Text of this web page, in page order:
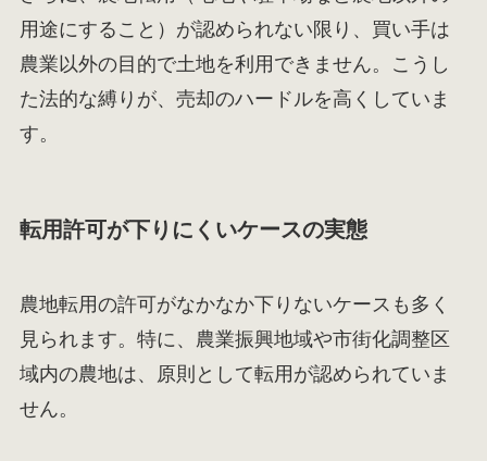
用途にすること）が認められない限り、買い手は
農業以外の目的で土地を利用できません。こうし
た法的な縛りが、売却のハードルを高くしていま
す。
転用許可が下りにくいケースの実態
農地転用の許可がなかなか下りないケースも多く
見られます。特に、農業振興地域や市街化調整区
域内の農地は、原則として転用が認められていま
せん。